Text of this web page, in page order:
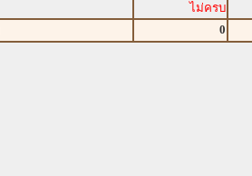
ไม่ครบ
0